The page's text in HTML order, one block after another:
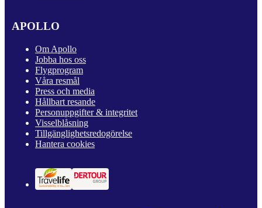
APOLLO
Om Apollo
Jobba hos oss
Flygprogram
Våra resmål
Press och media
Hållbart resande
Personuppgifter & integritet
Visselblåsning
Tillgänglighetsredogörelse
Hantera cookies